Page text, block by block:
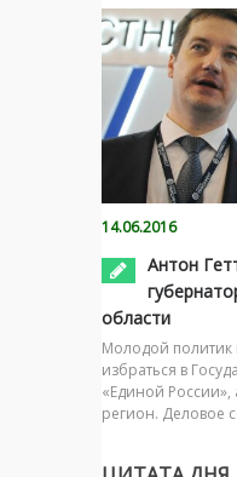
14.06.2016
Антон
области
Молодой политик
избраться в
«Единой России»,
регион. Деловое